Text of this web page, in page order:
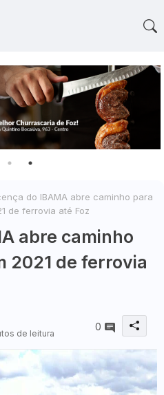
do IBAMA abre caminho para
de ferrovia até Foz
abre caminho
2021 de ferrovia
de leitura
0